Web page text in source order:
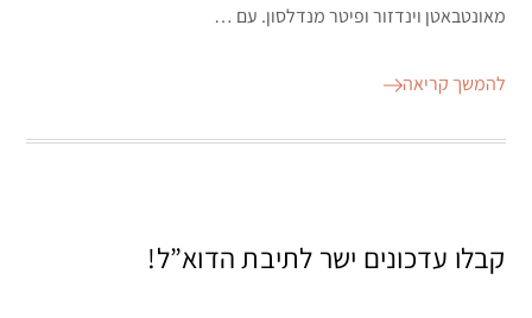
מאונטבאטן וינדזור ופיטר מנדלסון. עם …
להמשך קריאה
קבלו עדכונים ישר לתיבת הדוא”ל!